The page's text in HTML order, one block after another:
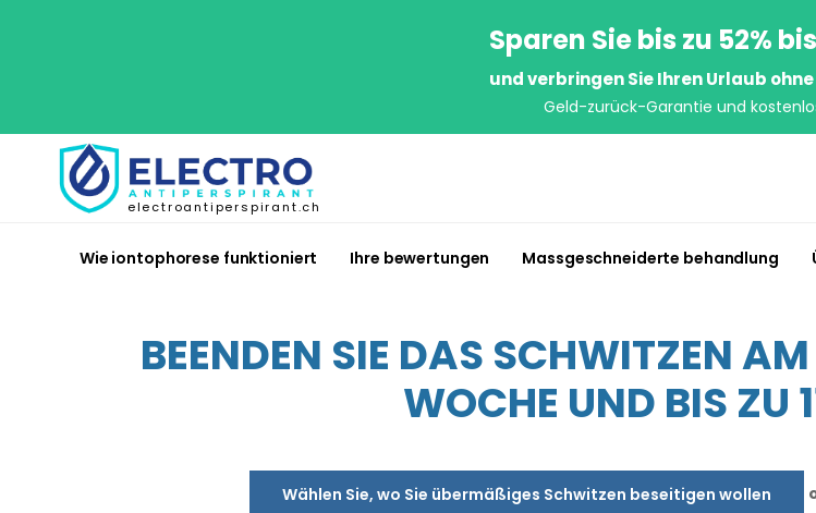
Sparen Sie bis zu 52%
und verbringen Sie Ihren Urlaub
Geld-zurück-Garantie und
electroantiperspirant.ch
Wie iontophorese funktioniert Ihre bewertungen Massgeschneiderte behandlung
BEENDEN SIE DAS SCHWITZEN
WOCHE UND BIS ZU
Wählen Sie, wo Sie übermäßiges Schwitzen beseitigen wollen